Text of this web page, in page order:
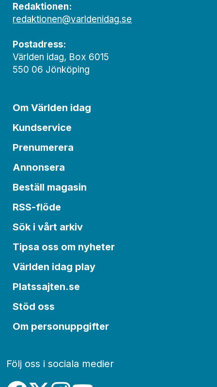
Redaktionen:
redaktionen@varldenidag.se
Postadress:
Världen idag, Box 6015
550 06 Jönköping
Om Världen idag
Kundservice
Prenumerera
Annonsera
Beställ magasin
RSS-flöde
Sök i vårt arkiv
Tipsa oss om nyheter
Världen idag play
Platssajten.se
Stöd oss
Om personuppgifter
Följ oss i sociala medier